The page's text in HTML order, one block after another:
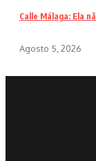
Calle Málaga: Ela
Agosto 5, 2026